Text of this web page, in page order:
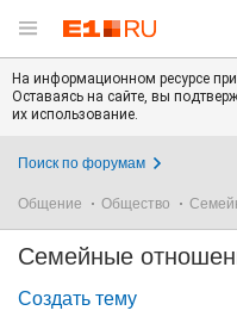
На информационном ресурсе
Оставаясь на сайте, вы
их использование.
Поиск по форумам
Общение Общество
Семейные
Создать тему